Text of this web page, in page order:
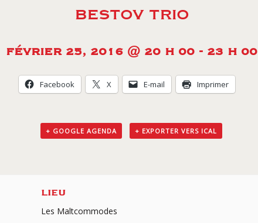
BESTOV TRIO
FÉVRIER 25, 2016 @ 20 H 00- 23 H 00
Facebook X E-mail Imprimer
+ GOOGLE AGENDA + EXPORTER VERS ICAL
LIEU
Les Maltcommodes